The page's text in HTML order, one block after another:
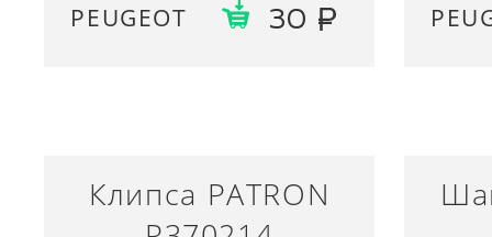
PEUGEOT 30
Клипса PATRON